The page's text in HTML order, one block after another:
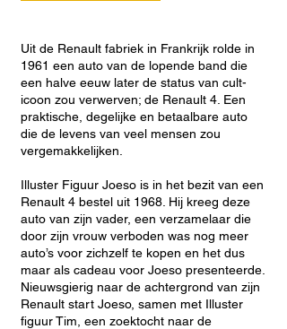
Uit de Renault fabriek in Frankrijk rolde in
1961 een auto van de lopende band die
een halve eeuw later de status van cult-
icoon zou verwerven; de Renault 4. Een
praktische, degelijke en betaalbare auto
die de levens van veel mensen zou
vergemakkelijken.
Illuster Figuur Joeso is in het bezit van een
Renault 4 bestel uit 1968. Hij kreeg deze
auto van zijn vader, een verzamelaar die
door zijn vrouw verboden was nog meer
auto’s voor zichzelf te kopen en het dus
maar als cadeau voor Joeso presenteerde.
Nieuwsgierig naar de achtergrond van zijn
Renault start Joeso, samen met Illuster
figuur Tim, een zoektocht naar de